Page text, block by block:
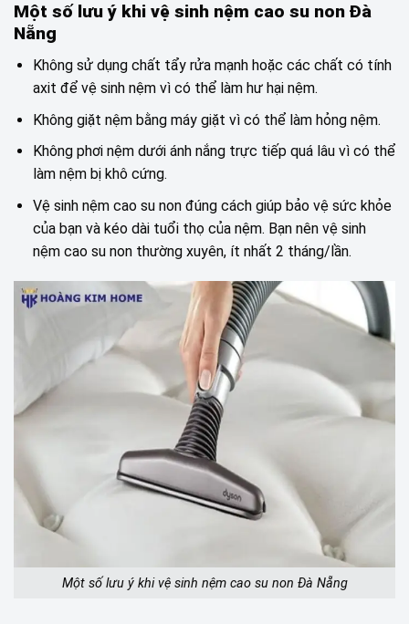
Một số lưu ý khi vệ sinh nệm cao su non Đà
Nẵng
Không sử dụng chất tẩy rửa mạnh hoặc các chất có tính
axit để vệ sinh nệm vì có thể làm hư hại nệm.
Không giặt nệm bằng máy giặt vì có thể làm hỏng nệm.
Không phơi nệm dưới ánh nắng trực tiếp quá lâu vì có thể
làm nệm bị khô cứng.
Vệ sinh nệm cao su non đúng cách giúp bảo vệ sức khỏe
của bạn và kéo dài tuổi thọ của nệm. Bạn nên vệ sinh
nệm cao su non thường xuyên, ít nhất 2 tháng/lần.
Một số lưu ý khi vệ sinh nệm cao su non Đà Nẵng